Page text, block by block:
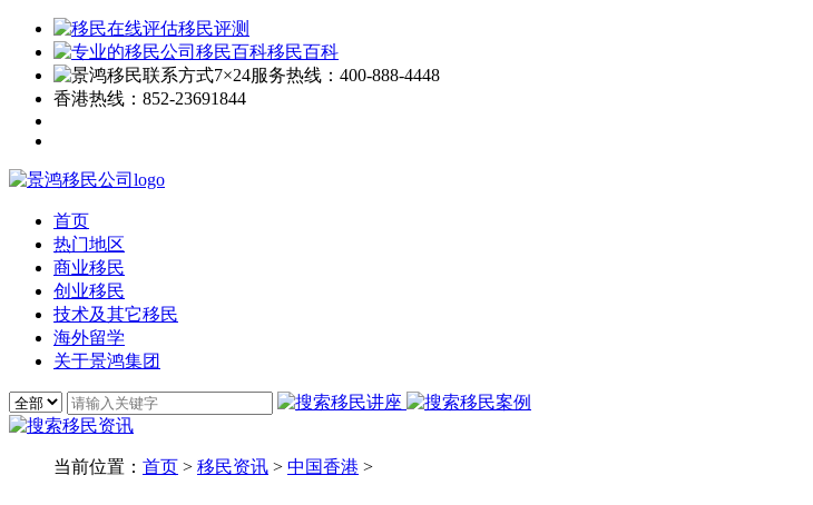
移民评测
移民百科
7×24服务热线： 400-888-4448
香港热线： 852-23691844
首页
热门地区
商业移民
创业移民
技术及其它移民
海外留学
关于景鸿集团
当前位置： 首页 > 移民资讯 > 中国香港 >